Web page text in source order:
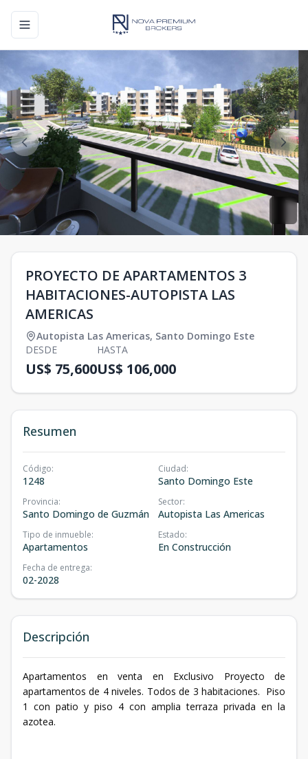
Toggle navigation menu
PROYECTO DE APARTAMENTOS 3
HABITACIONES-AUTOPISTA LAS
AMERICAS
Autopista Las Americas, Santo Domingo Este
DESDE
US$ 75,600
HASTA
US$ 106,000
Resumen
Código:
1248
Ciudad:
Santo Domingo Este
Provincia:
Santo Domingo de Guzmán
Sector:
Autopista Las Americas
Tipo de inmueble:
Apartamentos
Estado:
En Construcción
Fecha de entrega:
02-2028
Descripción
Apartamentos en venta en Exclusivo Proyecto de
apartamentos de 4 niveles. Todos de 3 habitaciones. Piso
1 con patio y piso 4 con amplia terraza privada en la
azotea.